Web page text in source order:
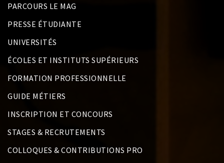
PARCOURS LE MAG
PRESSE ÉTUDIANTE
UNIVERSITÉS
ÉCOLES ET INSTITUTS SUPÉRIEURS
FORMATION PROFESSIONNELLE
GUIDE MÉTIERS
INSCRIPTION ET CONCOURS
STAGES & RECRUTEMENTS
COLLOQUES & CONTRIBUTIONS PRO